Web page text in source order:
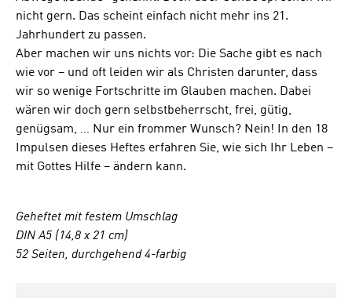
nicht gern. Das scheint einfach nicht mehr ins 21.
Jahrhundert zu passen.
Aber machen wir uns nichts vor: Die Sache gibt es nach
wie vor – und oft leiden wir als Christen darunter, dass
wir so wenige Fortschritte im Glauben machen. Dabei
wären wir doch gern selbstbeherrscht, frei, gütig,
genügsam, … Nur ein frommer Wunsch? Nein! In den 18
Impulsen dieses Heftes erfahren Sie, wie sich Ihr Leben –
mit Gottes Hilfe – ändern kann.
Geheftet mit festem Umschlag
DIN A5 (14,8 x 21 cm)
52 Seiten, durchgehend 4-farbig